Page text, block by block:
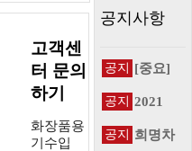
고객센
터 문의
하기
화장품용
기수입
공지사항
공지
[중요]
차이나/
공지
2021
상해박
공지
희명차